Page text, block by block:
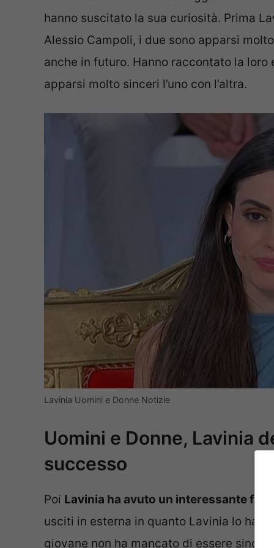
hanno suscitato la sua curiosità. Prima
Alessio Campoli, i due sono apparsi
anche in futuro. Hanno raccontato la
apparsi molto sinceri l’uno con l’altra.
Lavinia Uomini e Donne Notizie
Uomini e Donne, Lavinia
successo
Poi Lavinia ha avuto un interessante
usciti in esterna in quanto Lavinia lo ha
giovane non ha mancato di essere